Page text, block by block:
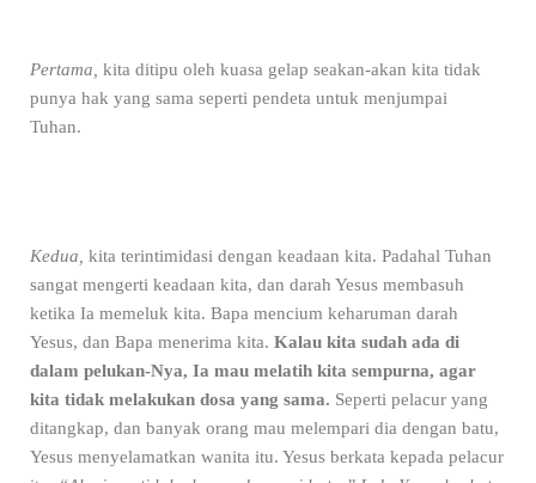
Pertama, kita ditipu oleh kuasa gelap seakan-akan kita tidak
punya hak yang sama seperti pendeta untuk menjumpai
Tuhan.
Kedua, kita terintimidasi dengan keadaan kita. Padahal Tuhan
sangat mengerti keadaan kita, dan darah Yesus membasuh
ketika Ia memeluk kita. Bapa mencium keharuman darah
Yesus, dan Bapa menerima kita. Kalau kita sudah ada di
dalam pelukan-Nya, Ia mau melatih kita sempurna, agar
kita tidak melakukan dosa yang sama. Seperti pelacur yang
ditangkap, dan banyak orang mau melempari dia dengan batu,
Yesus menyelamatkan wanita itu. Yesus berkata kepada pelacur